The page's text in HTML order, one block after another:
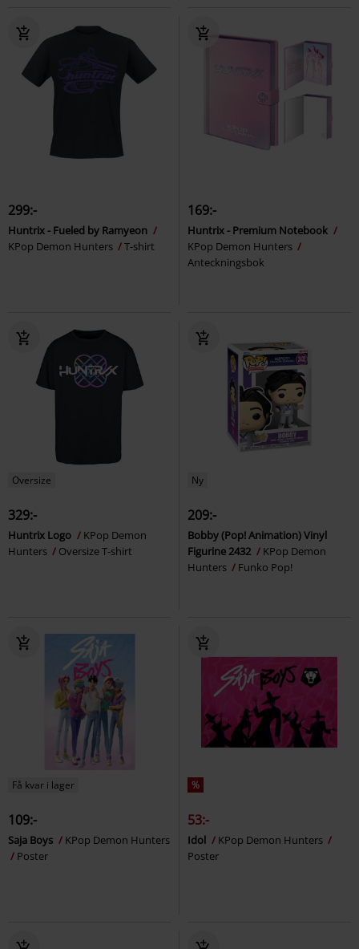
299:-
Huntrix - Fueled by Ramyeon
KPop Demon Hunters
T-shirt
169:-
Huntrix - Premium Notebook
KPop Demon Hunters
Anteckningsbok
Oversize
329:-
Huntrix Logo
KPop Demon
Hunters
Oversize T-shirt
Ny
209:-
Bobby (Pop! Animation) Vinyl
Figurine 2432
KPop Demon
Hunters
Funko Pop!
Få kvar i lager
109:-
Saja Boys
KPop Demon Hunters
Poster
%
53:-
Idol
KPop Demon Hunters
Poster